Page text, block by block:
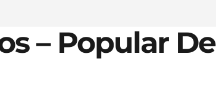
– Popular De